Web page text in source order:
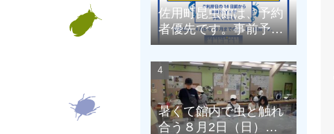
佐用町昆虫館は、予約
者優先です。事前予約
にご協力をお願いしま
す。
暑くて館内で虫と触れ
合う８月2日（日）の